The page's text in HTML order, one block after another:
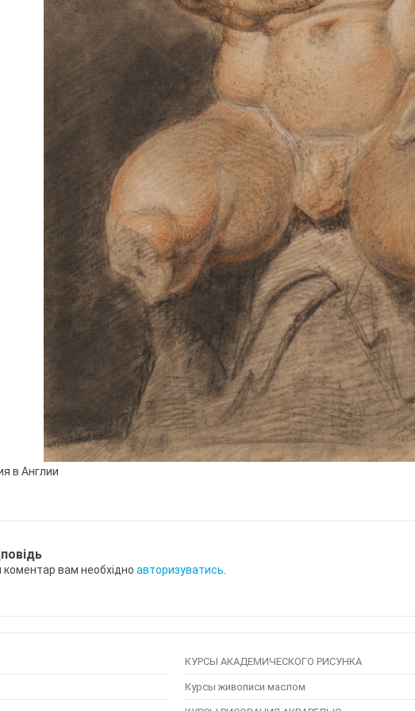
в Англии
вам необхідно авторизуватись
КУРСЫ АКАДЕМИЧЕСКОГО РИСУНКА
Курсы живописи маслом